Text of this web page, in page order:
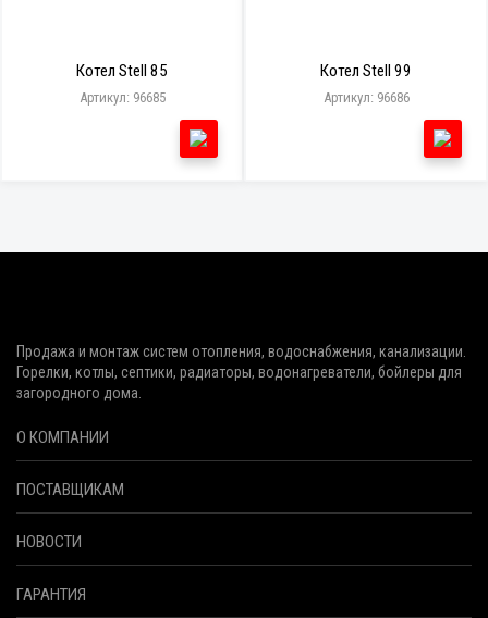
Котел Stell 85
Артикул: 96685
Котел Stell 99
Артикул: 96686
Продажа и монтаж систем отопления, водоснабжения, канализации.
Горелки, котлы, септики, радиаторы, водонагреватели, бойлеры для
загородного дома.
О КОМПАНИИ
ПОСТАВЩИКАМ
НОВОСТИ
ГАРАНТИЯ